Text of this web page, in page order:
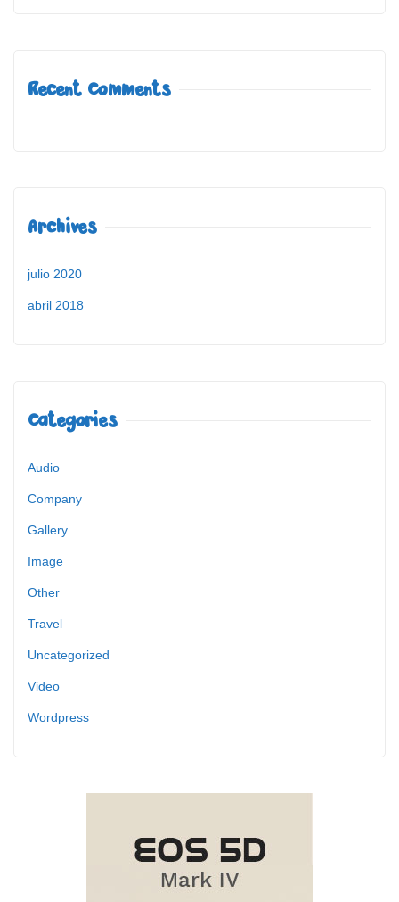
Recent Comments
Archives
julio 2020
abril 2018
Categories
Audio
Company
Gallery
Image
Other
Travel
Uncategorized
Video
Wordpress